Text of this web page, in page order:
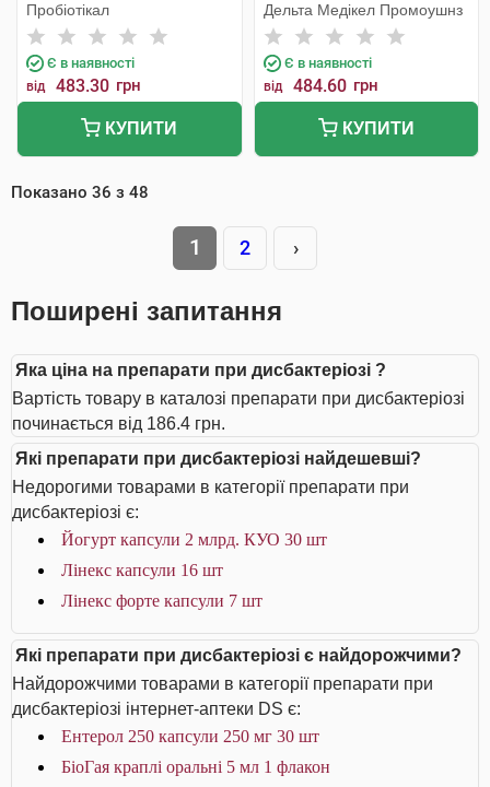
Пробіотікал
Є в наявності
від 483.30 грн
КУПИТИ
Дельта Медікел Промоушнз
Є в наявності
від 484.60 грн
КУПИТИ
Показано 36 з 48
1 2 ›
Поширені запитання
Яка ціна на препарати при дисбактеріозі ?
Вартість товару в каталозі препарати при дисбактеріозі
починається від 186.4 грн.
Які препарати при дисбактеріозі найдешевші?
Недорогими товарами в категорії препарати при
дисбактеріозі є:
Йогурт капсули 2 млрд. КУО 30 шт
Лінекс капсули 16 шт
Лінекс форте капсули 7 шт
Які препарати при дисбактеріозі є найдорожчими?
Найдорожчими товарами в категорії препарати при
дисбактеріозі інтернет-аптеки DS є:
Ентерол 250 капсули 250 мг 30 шт
БіоГая краплі оральні 5 мл 1 флакон